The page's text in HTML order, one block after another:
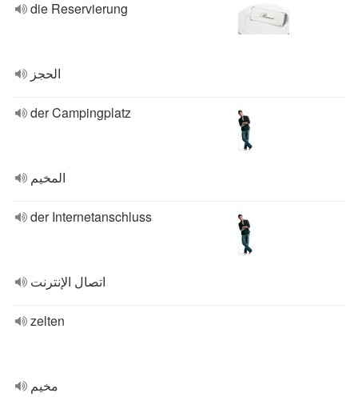
die Reservierung
الحجز
der Campingplatz
المخيم
der Internetanschluss
اتصال الإنترنت
zelten
مخيم